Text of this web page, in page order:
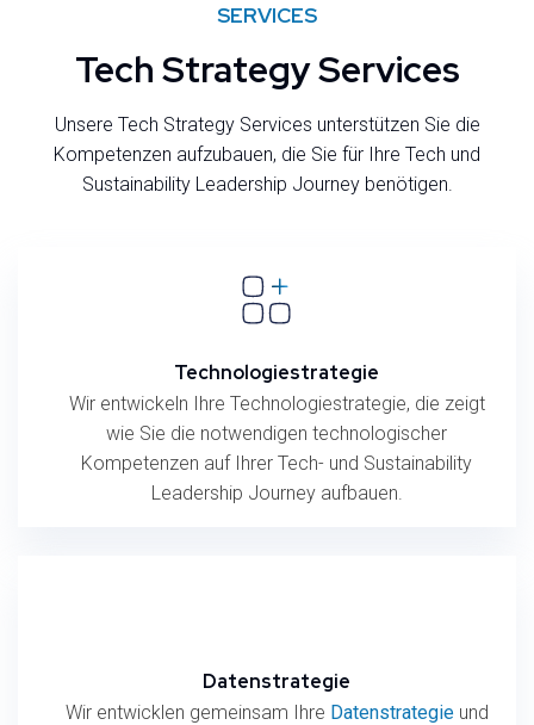
SERVICES
Tech Strategy Services
Unsere Tech Strategy Services unterstützen Sie die
Kompetenzen aufzubauen, die Sie für Ihre Tech und
Sustainability Leadership Journey benötigen.
Technologiestrategie
Wir entwickeln Ihre Technologiestrategie, die zeigt
wie Sie die notwendigen technologischer
Kompetenzen auf Ihrer Tech- und Sustainability
Leadership Journey aufbauen.
Datenstrategie
Wir entwicklen gemeinsam Ihre Datenstrategieund